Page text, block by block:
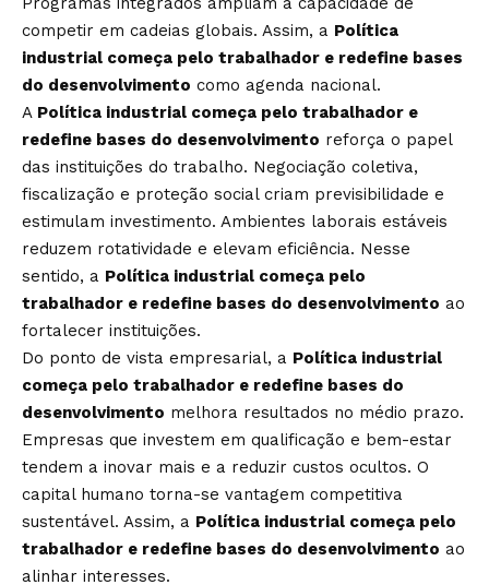
competir em cadeias globais. Assim, a Política
industrial começa pelo trabalhador e redefine bases
do desenvolvimento como agenda nacional.
A Política industrial começa pelo trabalhador e
redefine bases do desenvolvimento reforça o papel
das instituições do trabalho. Negociação coletiva,
fiscalização e proteção social criam previsibilidade e
estimulam investimento. Ambientes laborais estáveis
reduzem rotatividade e elevam eficiência. Nesse
sentido, a Política industrial começa pelo
trabalhador e redefine bases do desenvolvimento ao
fortalecer instituições.
Do ponto de vista empresarial, a Política industrial
começa pelo trabalhador e redefine bases do
desenvolvimento melhora resultados no médio prazo.
Empresas que investem em qualificação e bem-estar
tendem a inovar mais e a reduzir custos ocultos. O
capital humano torna-se vantagem competitiva
sustentável. Assim, a Política industrial começa pelo
trabalhador e redefine bases do desenvolvimento ao
alinhar interesses.